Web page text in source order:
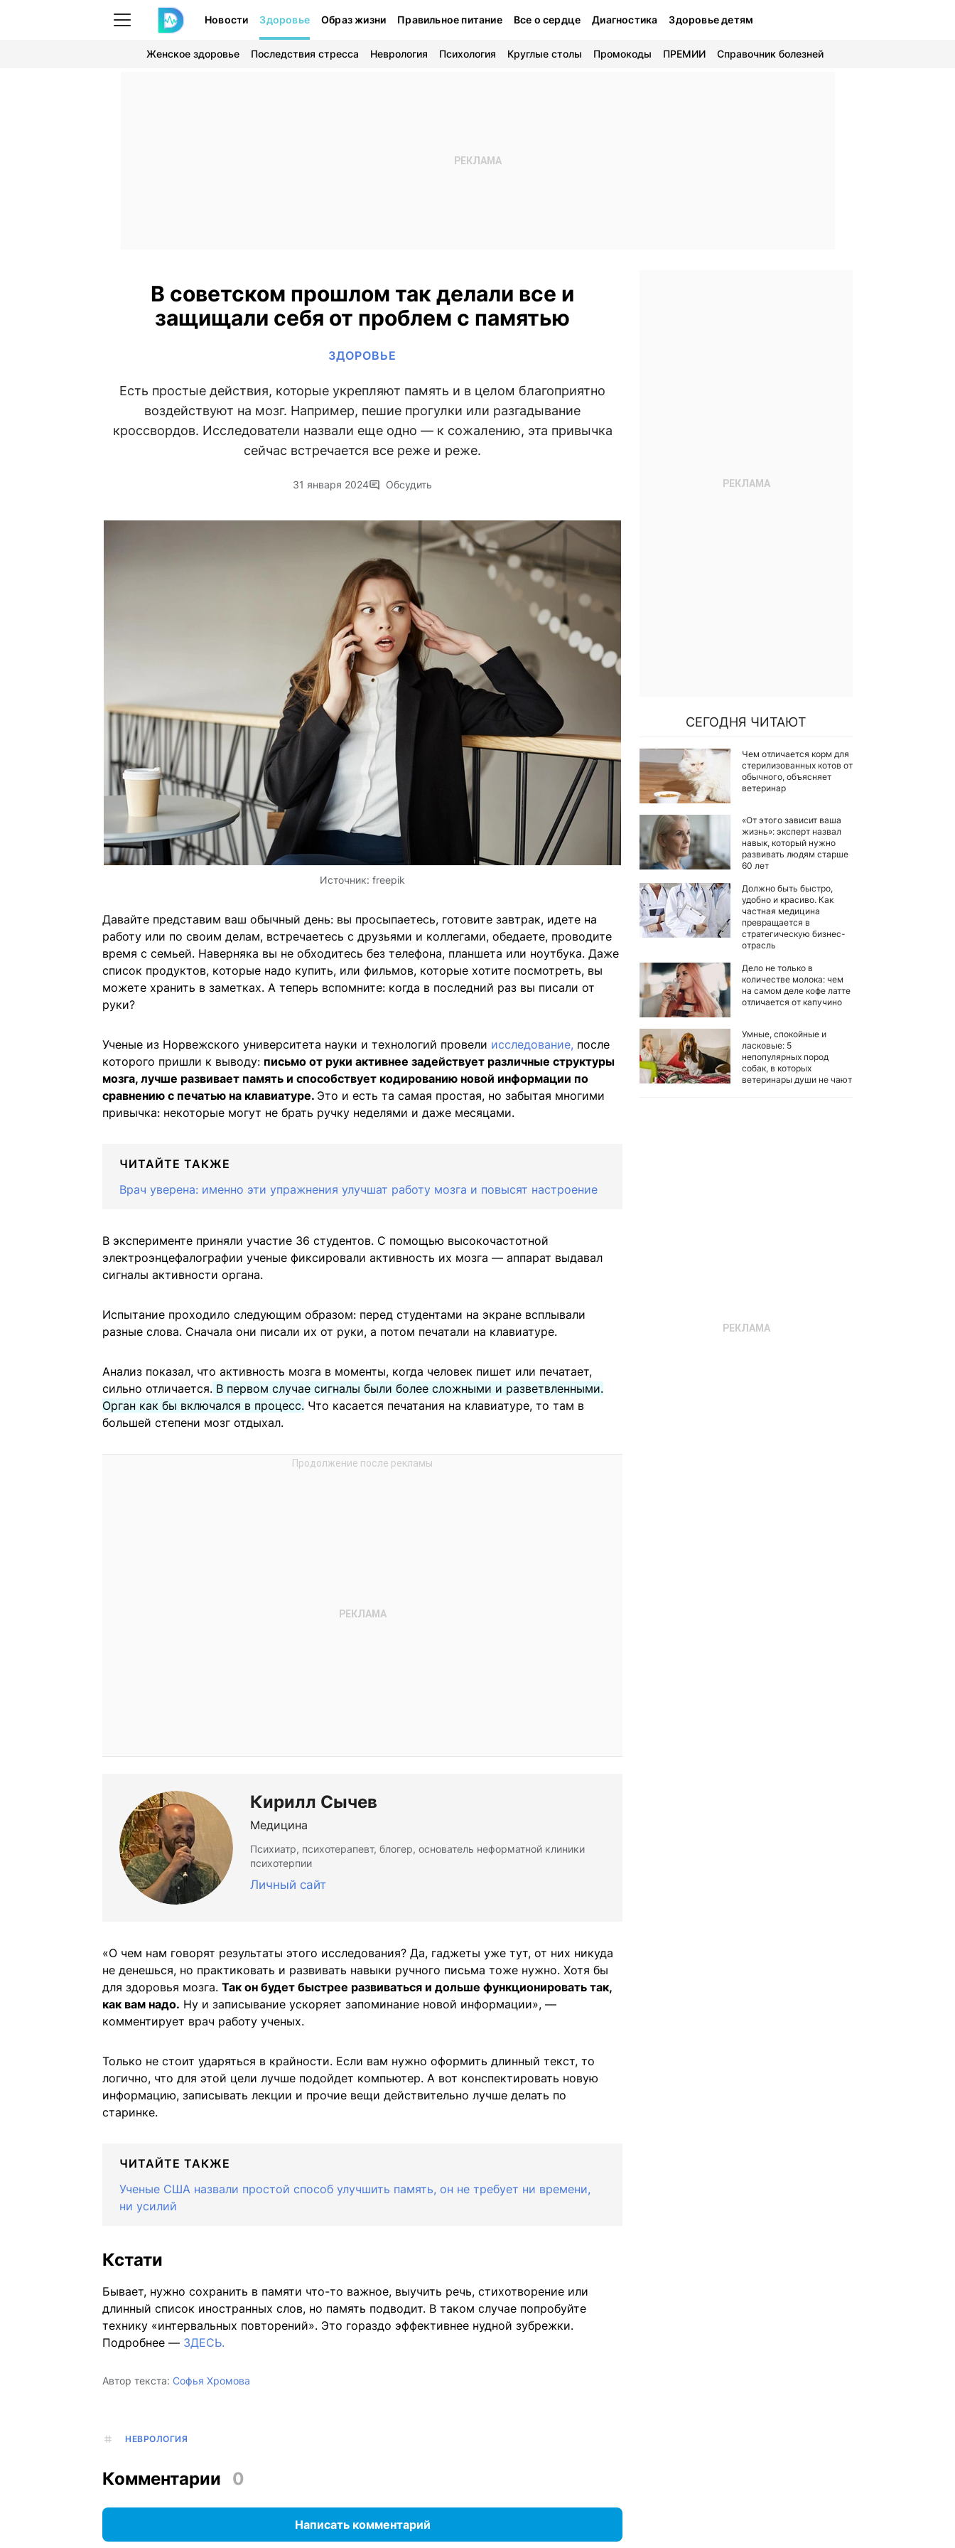
Новости Здоровье Образ жизни Правильное питание Все о сердце Диагностика Здоровье детям
Женское здоровье Последствия стресса Неврология Психология Круглые столы Промокоды ПРЕМИИ Справочник болезней
В советском прошлом так делали все и
защищали себя от проблем с памятью
ЗДОРОВЬЕ
Есть простые действия, которые укрепляют память и в целом благоприятно
воздействуют на мозг. Например, пешие прогулки или разгадывание
кроссвордов. Исследователи назвали еще одно — к сожалению, эта привычка
сейчас встречается все реже и реже.
31 января 2024 Обсудить
Источник: freepik
Давайте представим ваш обычный день: вы просыпаетесь, готовите завтрак, идете на
работу или по своим делам, встречаетесь с друзьями и коллегами, обедаете, проводите
время с семьей. Наверняка вы не обходитесь без телефона, планшета или ноутбука. Даже
список продуктов, которые надо купить, или фильмов, которые хотите посмотреть, вы
можете хранить в заметках. А теперь вспомните: когда в последний раз вы писали от
руки?
Ученые из Норвежского университета науки и технологий провели исследование, после
которого пришли к выводу: письмо от руки активнее задействует различные структуры
мозга, лучше развивает память и способствует кодированию новой информации по
сравнению с печатью на клавиатуре. Это и есть та самая простая, но забытая многими
привычка: некоторые могут не брать ручку неделями и даже месяцами.
ЧИТАЙТЕ ТАКЖЕ
Врач уверена: именно эти упражнения улучшат работу мозга и повысят настроение
В эксперименте приняли участие 36 студентов. С помощью высокочастотной
электроэнцефалографии ученые фиксировали активность их мозга — аппарат выдавал
сигналы активности органа.
Испытание проходило следующим образом: перед студентами на экране всплывали
разные слова. Сначала они писали их от руки, а потом печатали на клавиатуре.
Анализ показал, что активность мозга в моменты, когда человек пишет или печатает,
сильно отличается. В первом случае сигналы были более сложными и разветвленными.
Орган как бы включался в процесс. Что касается печатания на клавиатуре, то там в
большей степени мозг отдыхал.
Кирилл Сычев
Медицина
Психиатр, психотерапевт, блогер, основатель неформатной клиники
психотерпии
Личный сайт
«О чем нам говорят результаты этого исследования? Да, гаджеты уже тут, от них никуда
не денешься, но практиковать и развивать навыки ручного письма тоже нужно. Хотя бы
для здоровья мозга. Так он будет быстрее развиваться и дольше функционировать так,
как вам надо. Ну и записывание ускоряет запоминание новой информации», —
комментирует врач работу ученых.
Только не стоит ударяться в крайности. Если вам нужно оформить длинный текст, то
логично, что для этой цели лучше подойдет компьютер. А вот конспектировать новую
информацию, записывать лекции и прочие вещи действительно лучше делать по
старинке.
ЧИТАЙТЕ ТАКЖЕ
Ученые США назвали простой способ улучшить память, он не требует ни времени,
ни усилий
Кстати
Бывает, нужно сохранить в памяти что-то важное, выучить речь, стихотворение или
длинный список иностранных слов, но память подводит. В таком случае попробуйте
технику «интервальных повторений». Это гораздо эффективнее нудной зубрежки.
Подробнее — ЗДЕСЬ.
Автор текста: Софья Хромова
НЕВРОЛОГИЯ
СЕГОДНЯ ЧИТАЮТ
Чем отличается корм для
стерилизованных котов от
обычного, объясняет
ветеринар
«От этого зависит ваша
жизнь»: эксперт назвал
навык, который нужно
развивать людям старше
60 лет
Должно быть быстро,
удобно и красиво. Как
частная медицина
превращается в
стратегическую бизнес-
отрасль
Дело не только в
количестве молока: чем
на самом деле кофе латте
отличается от капучино
Умные, спокойные и
ласковые: 5
непопулярных пород
собак, в которых
ветеринары души не чают
Комментарии 0
Написать комментарий